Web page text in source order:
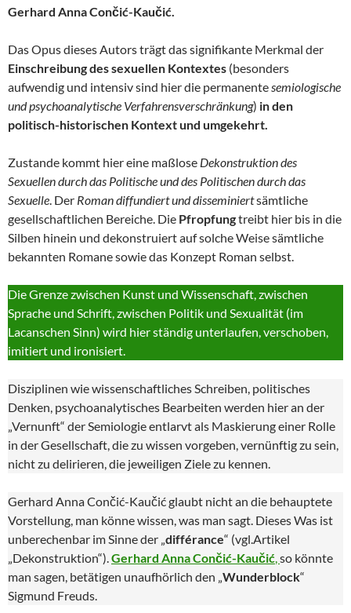
Gerhard Anna Cončić-Kaučić.
Das Opus dieses Autors trägt das signifikante Merkmal der
Einschreibung des sexuellen Kontextes (besonders
aufwendig und intensiv sind hier die permanentesemiologische
und psychoanalytische Verfahrensverschränkung) in den
politisch-historischen Kontext und umgekehrt.
Zustande kommt hier eine maßlose Dekonstruktion des
Sexuellen durch das Politische und des Politischen durch das
Sexuelle. Der Roman diffundiert und disseminiertsämtliche
gesellschaftlichen Bereiche. Die Pfropfungtreibt hier bis in die
Silben hinein und dekonstruiert auf solche Weise sämtliche
bekannten Romane sowie das Konzept Roman selbst.
Die Grenze zwischen Kunst und Wissenschaft, zwischen
Sprache und Schrift, zwischen Politik und Sexualität (im
Lacanschen Sinn) wird hier ständig unterlaufen, verschoben,
imitiert und ironisiert.
Disziplinen wie wissenschaftliches Schreiben, politisches
Denken, psychoanalytisches Bearbeiten werden hier an der
„Vernunft“ der Semiologie entlarvt als Maskierung einer Rolle
in der Gesellschaft, die zu wissen vorgeben, vernünftig zu sein,
nicht zu delirieren, die jeweiligen Ziele zu kennen.
Gerhard Anna Cončić-Kaučić glaubt nicht an die behauptete
Vorstellung, man könne wissen, was man sagt. Dieses Was ist
unberechenbar im Sinne der „différance“ (vgl.Artikel
„Dekonstruktion“).Gerhard Anna Cončić-Kaučić,so könnte
man sagen, betätigen unaufhörlich den „Wunderblock“
Sigmund Freuds.